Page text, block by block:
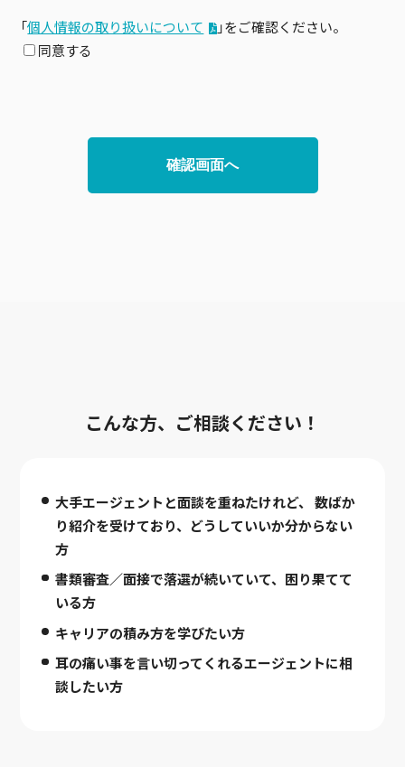
「個⼈情報の取り扱いについて
」をご確認ください。
同意する
こんな方、ご相談ください！
大手エージェントと面談を重ねたけれど、
数ばか
り紹介を受けており、どうしていいか分からない
方
書類審査／面接で落選が続いていて、困り果てて
いる方
キャリアの積み方を学びたい方
耳の痛い事を言い切ってくれるエージェントに相
談したい方